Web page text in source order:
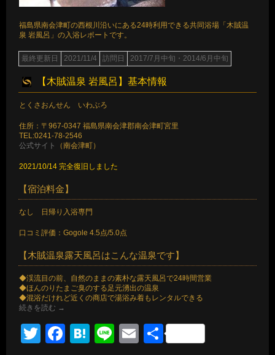
福島県南会津町の西根川沿いにある24時利用できる共同浴場「木賊温
泉 岩風呂」の入浴レポートです。
最終更新日 2021/11/4 訪問日 2017/7月中旬・2014/6月中旬
【木賊温泉 岩風呂】基本情報
とくさおんせん いわぶろ
住所：〒967-0347 福島県南会津郡南会津町宮里
TEL:0241-78-2546
公式サイト
（南会津町）
2021/10/14 完全復旧しました
【宿泊料金】
なし 日帰り入浴専門
口コミ評価：Gogole 4.5点/5.0点
【木賊温泉露天風呂はこんな温泉です】
◆渓流目の前、自然のままの素朴な露天風呂で24時間営業
◆ほんのりたまご臭のする足元湧出の温泉
◆混浴だけれど近くの商店で湯浴み着もレンタルできる
続きを読む →
TwitterFacebook
Hatena
LineEmail
共